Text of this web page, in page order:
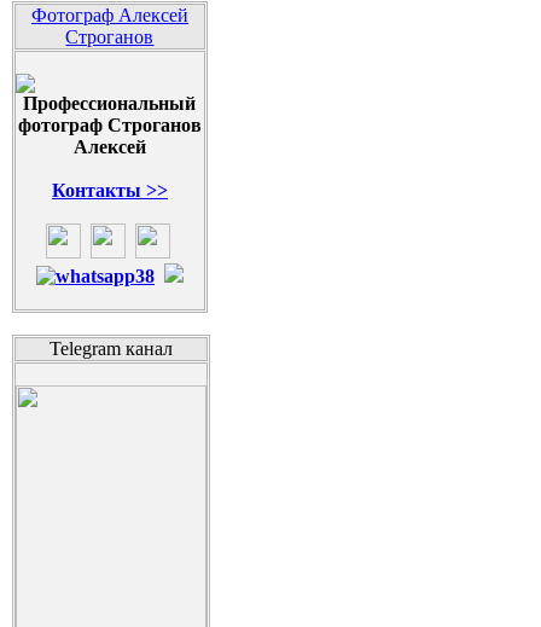
Фотограф Алексей
Строганов
Контакты >>
Telegram канал